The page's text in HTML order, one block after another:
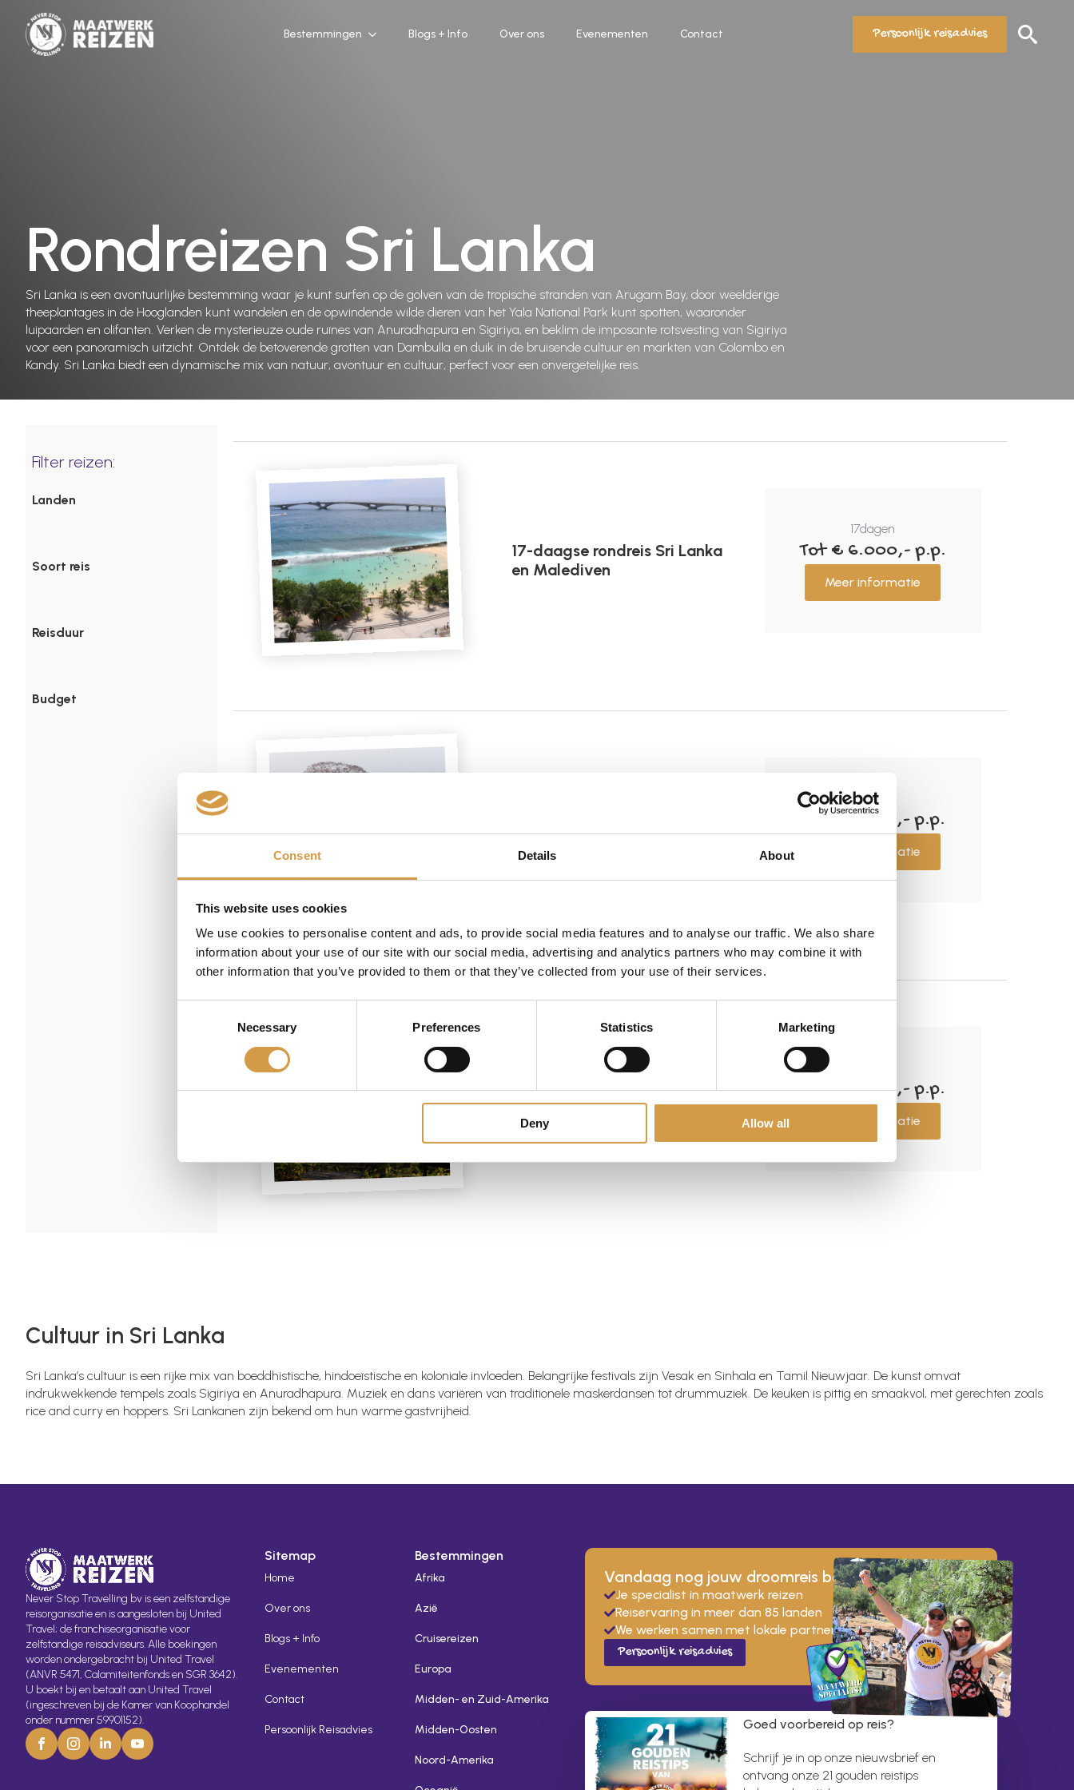
Consent Details About
This website uses cookies
We use cookies to personalise content and ads, to provide social media features and to analyse our traffic. We also share
information about your use of our site with our social media, advertising and analytics partners who may combine it with
other information that you’ve provided to them or that they’ve collected from your use of their services.
Necessary Preferences Statistics Marketing
Deny Allow all
Bestemmingen Blogs + Info Over ons Evenementen Contact
Persoonlijk reisadvies
Rondreizen Sri Lanka
Sri Lanka is een avontuurlijke bestemming waar je kunt surfen op de golven van de tropische stranden van Arugam Bay, door weelderige
theeplantages in de Hooglanden kunt wandelen en de opwindende wilde dieren van het Yala National Park kunt spotten, waaronder
luipaarden en olifanten. Verken de mysterieuze oude ruïnes van Anuradhapura en Sigiriya, en beklim de imposante rotsvesting van Sigiriya
voor een panoramisch uitzicht. Ontdek de betoverende grotten van Dambulla en duik in de bruisende cultuur en markten van Colombo en
Kandy. Sri Lanka biedt een dynamische mix van natuur, avontuur en cultuur, perfect voor een onvergetelijke reis.
Filter reizen:
Landen
Soort reis
Reisduur
Budget
17-daagse rondreis Sri Lanka
en Malediven
17dagen
Tot € 6.000,- p.p.
Meer informatie
21-daagse rondreis Sri Lanka
21dagen
Tot € 3.000,- p.p.
Meer informatie
14-daagse rondreis Sri Lanka Tot € 2.500,- p.p.
Meer informatie
Cultuur in Sri Lanka
Sri Lanka’s cultuur is een rijke mix van boeddhistische, hindoeïstische en koloniale invloeden. Belangrijke festivals zijn Vesak en Sinhala en Tamil Nieuwjaar. De kunst omvat
indrukwekkende tempels zoals Sigiriya en Anuradhapura. Muziek en dans variëren van traditionele maskerdansen tot drummuziek. De keuken is pittig en smaakvol, met gerechten zoals
rice and curry en hoppers. Sri Lankanen zijn bekend om hun warme gastvrijheid.
Never Stop Travelling bv is een zelfstandige
reisorganisatie en is aangesloten bij United
Travel; de franchiseorganisatie voor
zelfstandige reisadviseurs. Alle boekingen
worden ondergebracht bij United Travel
(ANVR 5471, Calamiteitenfonds en SGR 3642).
U boekt bij en betaalt aan United Travel
(ingeschreven bij de Kamer van Koophandel
onder nummer 59901152).
Sitemap
Home
Over ons
Blogs + Info
Evenementen
Contact
Persoonlijk Reisadvies
Bestemmingen
Afrika
Azië
Cruisereizen
Europa
Midden- en Zuid-Amerika
Midden-Oosten
Noord-Amerika
Vandaag nog jouw droomreis boeken?
Je specialist in maatwerk reizen
Reiservaring in meer dan 85 landen
We werken samen met lokale partners
Persoonlijk reisadvies
Goed voorbereid op reis?
Schrijf je in op onze nieuwsbrief en
ontvang onze 21 gouden reistips